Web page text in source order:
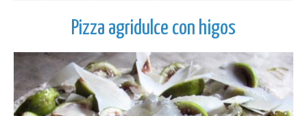
Pizza agridulce con higos